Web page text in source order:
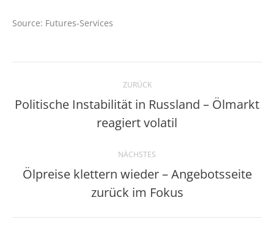
Source: Futures-Services
Kommentarnavigation
ZURÜCK
Vorheriger
Beitrag:
Politische Instabilität in Russland – Ölmarkt
reagiert volatil
NÄCHSTES
Nächster
Beitrag:
Ölpreise klettern wieder – Angebotsseite
zurück im Fokus